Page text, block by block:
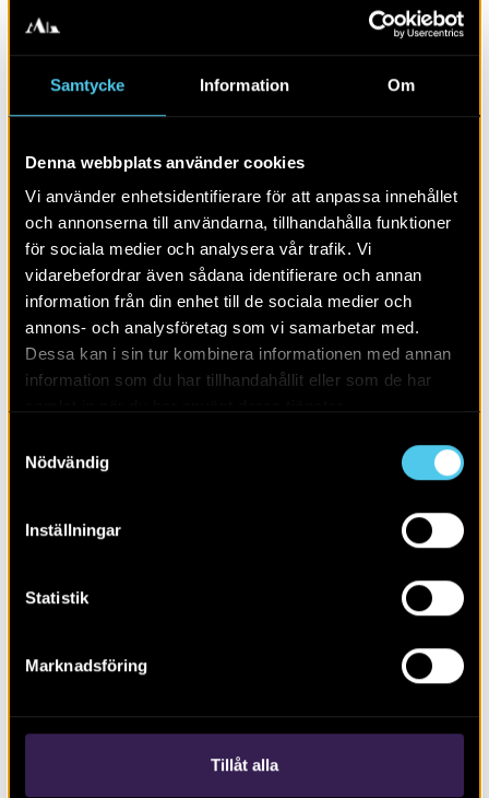
Samtycke Information Om
Denna webbplats använder cookies
Vi använder enhetsidentifierare för att anpassa innehållet
och annonserna till användarna, tillhandahålla funktioner
för sociala medier och analysera vår trafik. Vi
vidarebefordrar även sådana identifierare och annan
information från din enhet till de sociala medier och
annons- och analysföretag som vi samarbetar med.
Dessa kan i sin tur kombinera informationen med annan
information som du har tillhandahållit eller som de har
Nödvändig
Inställningar
Statistik
Marknadsföring
Tillåt alla
En boplats i Algusered